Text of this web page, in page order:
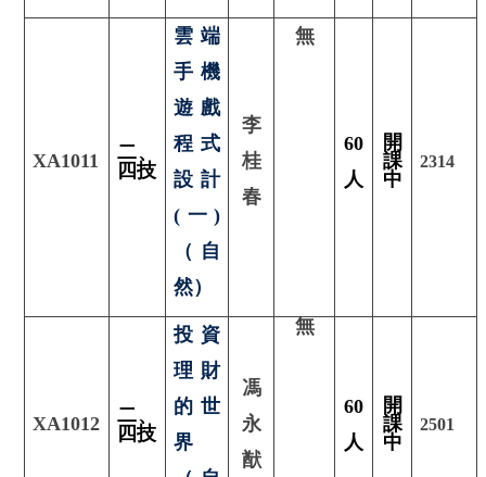
XA1011 二、
四技
雲端
手機
遊戲
程式
設計
(一)
（自
然）
李
桂
春
無
60
人
開
課
中
2314
XA1012 二、
四技
投資
理財
的世
界
馮
永
猷
無
60
人
開
課
中
2501